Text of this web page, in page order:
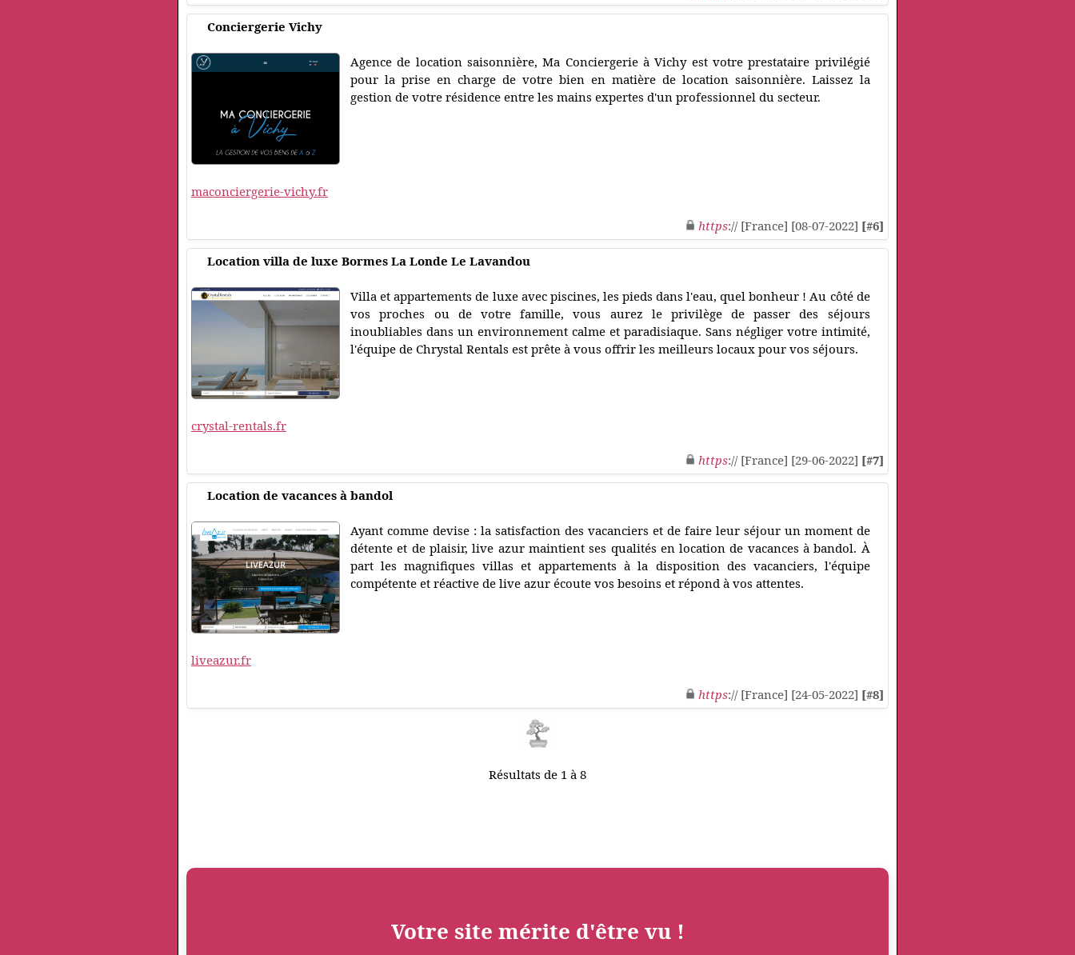
Conciergerie Vichy
Agence de location saisonnière, Ma Conciergerie à Vichy est votre prestataire privilégié
pour la prise en charge de votre bien en matière de location saisonnière. Laissez la
gestion de votre résidence entre les mains expertes d'un professionnel du secteur.
maconciergerie-vichy.fr
https:// [France] [08-07-2022] [#6]
Location villa de luxe Bormes La Londe Le Lavandou
Villa et appartements de luxe avec piscines, les pieds dans l'eau, quel bonheur ! Au côté de
vos proches ou de votre famille, vous aurez le privilège de passer des séjours
inoubliables dans un environnement calme et paradisiaque. Sans négliger votre intimité,
l'équipe de Chrystal Rentals est prête à vous offrir les meilleurs locaux pour vos séjours.
crystal-rentals.fr
https:// [France] [29-06-2022] [#7]
Location de vacances à bandol
Ayant comme devise : la satisfaction des vacanciers et de faire leur séjour un moment de
détente et de plaisir, live azur maintient ses qualités en location de vacances à bandol. À
part les magnifiques villas et appartements à la disposition des vacanciers, l'équipe
compétente et réactive de live azur écoute vos besoins et répond à vos attentes.
liveazur.fr
https:// [France] [24-05-2022] [#8]
Résultats de 1 à 8
Votre site mérite d'être vu !